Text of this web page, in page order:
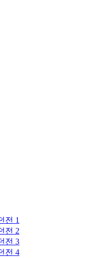
전 1
전 2
전 3
전 4